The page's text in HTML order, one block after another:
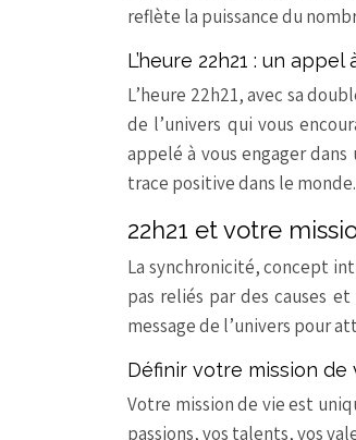
reflète la puissance du
L’heure 22h21 : un appel
L’heure 22h21, avec sa
de l’univers qui vous
appelé à vous engager
trace positive dans le monde.
22h21 et votre
La synchronicité, concept
pas reliés par des causes
message de l’univers pour
Définir votre mission de
Votre mission de vie est
passions, vos talents, vos